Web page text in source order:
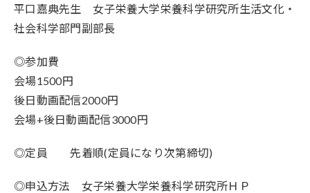
平口嘉典先生 女子栄養大学栄養科学研究所生活文化・
社会科学部門副部長
◎参加費
会場1500円
後日動画配信2000円
会場+後日動画配信3000円
◎定員 先着順(定員になり次第締切)
◎申込方法 女子栄養大学栄養科学研究所ＨＰ